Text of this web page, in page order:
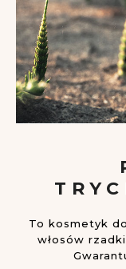
To kosmetyk
włosów